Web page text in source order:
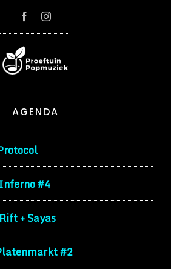
AGENDA
#4
+ Sayas
#2